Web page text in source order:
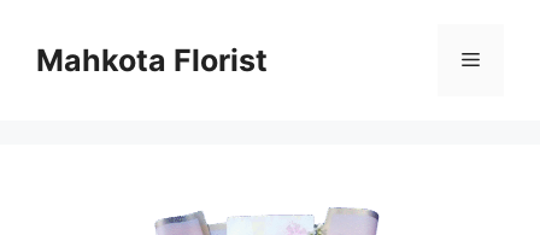
Mahkota Florist